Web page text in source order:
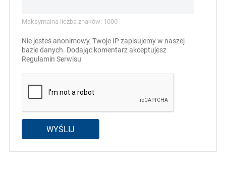
Maksymalna liczba znaków: 1000
Nie jesteś anonimowy, Twoje IP zapisujemy w naszej
bazie danych. Dodając komentarz akceptujesz
Regulamin Serwisu
WYŚLIJ